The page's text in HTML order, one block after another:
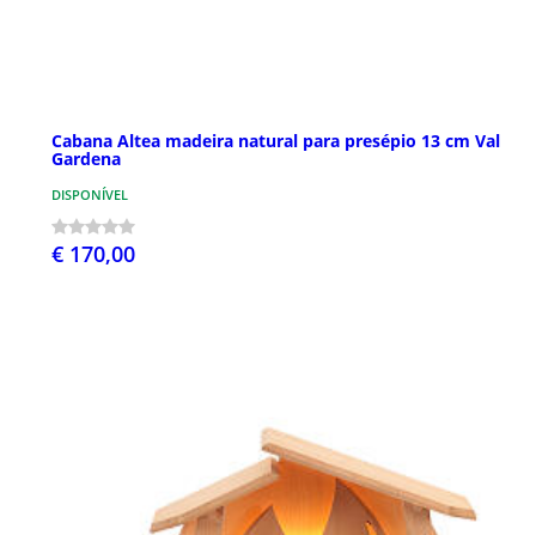
Cabana Altea madeira natural para presépio 13 cm Val
Gardena
DISPONÍVEL
€ 170,00